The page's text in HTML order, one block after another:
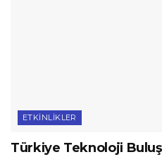
ETKINLIKLER
Türkiye Teknoloji